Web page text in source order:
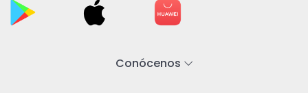
Conócenos